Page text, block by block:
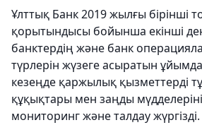
Ұлттық Банк 2019 жылғы бірінші
қорытындысы бойынша екінші
банктердің және банк
түрлерін жүзеге асыратын
кезеңде қаржылық қызметтерді
құқықтары мен заңды
мониторинг және талдау жүргізді.